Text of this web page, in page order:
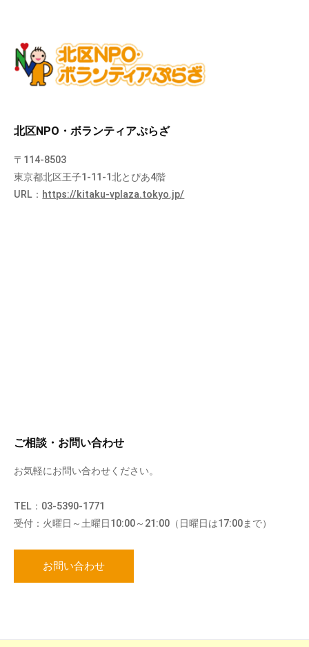
北区NPO・ボランティアぷらざ
〒114-8503
東京都北区王子1-11-1北とぴあ4階
URL： https://kitaku-vplaza.tokyo.jp/
ご相談・お問い合わせ
お気軽にお問い合わせください。
TEL：03-5390-1771
受付：火曜日～土曜日10:00～21:00（日曜日は17:00まで）
お問い合わせ